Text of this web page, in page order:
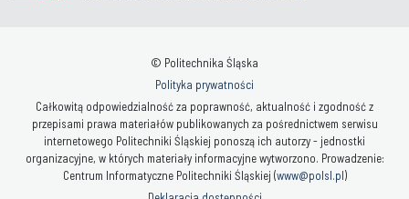
© Politechnika Śląska
Polityka prywatności
Całkowitą odpowiedzialność za poprawność, aktualność i zgodność z
przepisami prawa materiałów publikowanych za pośrednictwem serwisu
internetowego Politechniki Śląskiej ponoszą ich autorzy - jednostki
organizacyjne, w których materiały informacyjne wytworzono. Prowadzenie:
Centrum Informatyczne Politechniki Śląskiej (www@polsl.pl)